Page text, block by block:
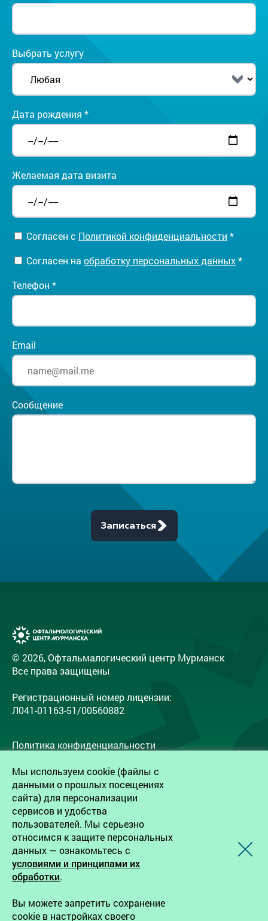
Выбрать услугу
Дата рождения *
Желаемая дата визита
Согласен с Политикой конфиденциальности *
Согласен на обработку персональных данных*
Телефон *
Email
Сообщение
Записаться
© 2026, Офтальмалогический центр Мурманск
Все права защищены
Регистрационный номер лицензии:
Л041-01163-51/00560882
Политика конфиденциальности
Согласие работников на обработку
персональных данных
Записаться на прием
Создание сайта — Webportnoy
любое иное использование информации и объектов
Мы используем cookie (файлы с
данными о прошлых посещениях
сайта) для персонализации
сервисов и удобства
пользователей. Мы серьезно
относимся к защите персональных
данных — ознакомьтесь с
условиями и принципами их
обработки.
Вы можете запретить сохранение
cookie в настройках своего